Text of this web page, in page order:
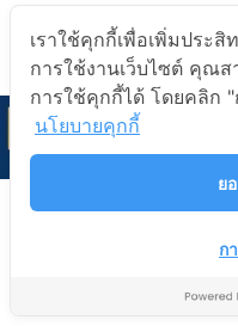
เราใช้คุกกี้เพื่อเพิ่มประ
การใช้งานเว็บไซต์ คุณ
การใช้คุกกี้ได้ โดยคลิก
นโยบายคุกกี้
ย
ก